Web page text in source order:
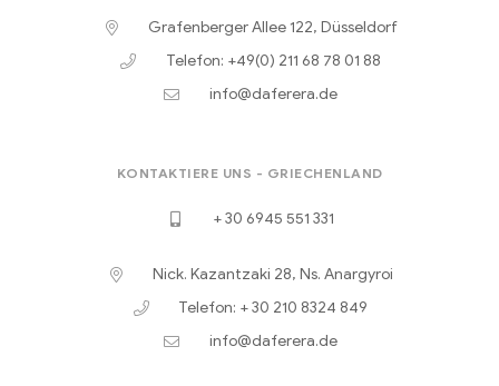
Grafenberger Allee 122, Düsseldorf
Telefon: +49(0) 211 68 78 01 88
info@daferera.de
KONTAKTIERE UNS - GRIECHENLAND
+ 30 6945 551 331
Nick. Kazantzaki 28, Ns. Anargyroi
Telefon: + 30 210 8324 849
info@daferera.de